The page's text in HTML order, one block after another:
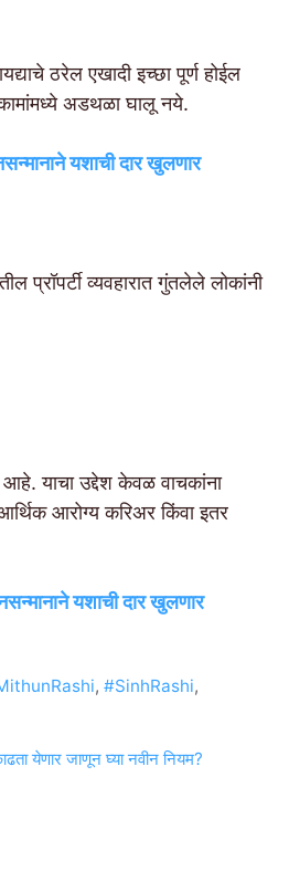
ठरेल एखादी इच्छा पूर्ण होईल
कामांमध्ये अडथळा घालू नये.
यशाची दार खुलणार
प्रॉपर्टी व्यवहारात गुंतलेले लोकांनी
आहे. याचा उद्देश केवळ वाचकांना
आरोग्य करिअर किंवा इतर
यशाची दार खुलणार
,#SinhRashi,
येणार जाणून घ्या नवीन नियम?